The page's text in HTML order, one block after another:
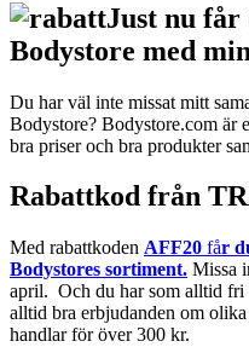
Just nu får
Bodystore med
Du har väl inte missat mitt
Bodystore? Bodystore.com är
bra priser och bra produkter
Rabattkod från
Med rabattkoden AFF20 får
Bodystores sortiment. Missa
april. Och du har som alltid fri
alltid bra erbjudanden om
handlar för över 300 kr.